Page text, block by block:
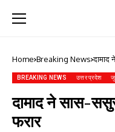
Home Breaking News दामाद
BREAKING NEWS उत्तर प्रदेश
दामाद ने सास-
फरार